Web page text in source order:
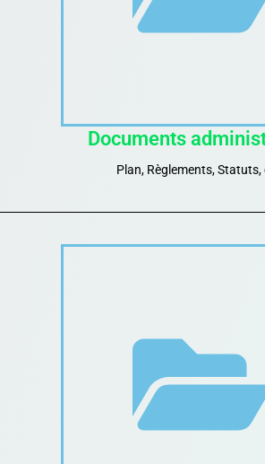
Documents
Plan, Règlements, Statuts,